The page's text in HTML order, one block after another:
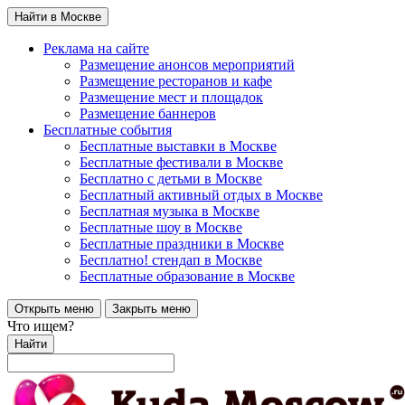
Найти в Москве
Реклама на сайте
Размещение анонсов мероприятий
Размещение ресторанов и кафе
Размещение мест и площадок
Размещение баннеров
Бесплатные события
Бесплатные выставки в Москве
Бесплатные фестивали в Москве
Бесплатно с детьми в Москве
Бесплатный активный отдых в Москве
Бесплатная музыка в Москве
Бесплатные шоу в Москве
Бесплатные праздники в Москве
Бесплатно! стендап в Москве
Бесплатные образование в Москве
Открыть меню Закрыть меню
Что ищем?
Найти